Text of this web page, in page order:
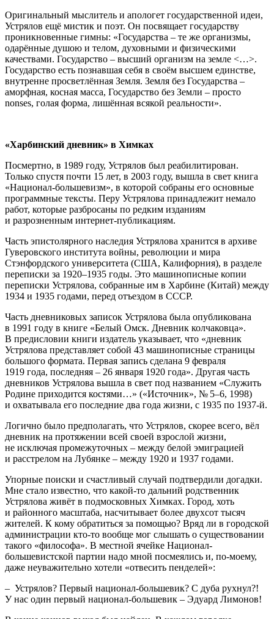
Оригинальный мыслитель и апологет государственной идеи,
Устрялов ещё мистик и поэт. Он посвящает государству
проникновенные гимны: «Государства – те же организмы,
одарённые душою и телом, духовными и физическими
качествами. Государство – высший организм на земле <…>.
Государство есть познавшая себя в своём высшем единстве,
внутренне просветлённая Земля. Земля без Государства –
аморфная, косная масса, Государство без Земли – просто
nonses, голая форма, лишённая всякой реальности».
«Харбинский дневник» в Химках
Посмертно, в 1989 году, Устрялов был реабилитирован.
Только спустя почти 15 лет, в 2003 году, вышла в свет книга
«Национал-большевизм», в которой собраны его основные
программные тексты. Перу Устрялова принадлежит немало
работ, которые разбросаны по редким изданиям
и разрозненным интернет-публикациям.
Часть эпистолярного наследия Устрялова хранится в архиве
Гуверовского института войны, революции и мира
Стэнфордского университета (США, Калифорния), в разделе
переписки за 1920–1935 годы. Это машинописные копии
переписки Устрялова, собранные им в Харбине (Китай) между
1934 и 1935 годами, перед отъездом в СССР.
Часть дневниковых записок Устрялова была опубликована
в 1991 году в книге «Белый Омск. Дневник колчаковца».
В предисловии книги издатель указывает, что «дневник
Устрялова представляет собой 43 машинописные страницы
большого формата. Первая запись сделана 9 февраля
1919 года, последняя – 26 января 1920 года». Другая часть
дневников Устрялова вышла в свет под названием «Служить
Родине приходится костями…» («Источник», № 5–6, 1998)
и охватывала его последние два года жизни, с 1935 по 1937-й.
Логично было предполагать, что Устрялов, скорее всего, вёл
дневник на протяжении всей своей взрослой жизни,
не исключая промежуточных – между белой эмиграцией
и расстрелом на Лубянке – между 1920 и 1937 годами.
Упорные поиски и счастливый случай подтвердили догадки.
Мне стало известно, что какой-то дальний родственник
Устрялова живёт в подмосковных Химках. Город, хоть
и районного масштаба, насчитывает более двухсот тысяч
жителей. К кому обратиться за помощью? Вряд ли в городской
администрации кто-то вообще мог слышать о существовании
такого «философа». В местной ячейке Национал-
большевистской партии надо мной посмеялись и, по-моему,
даже неуважительно хотели «отвесить пенделей»:
– Устрялов? Первый национал-большевик? С дуба рухнул?!
У нас один первый национал-большевик – Эдуард Лимонов!